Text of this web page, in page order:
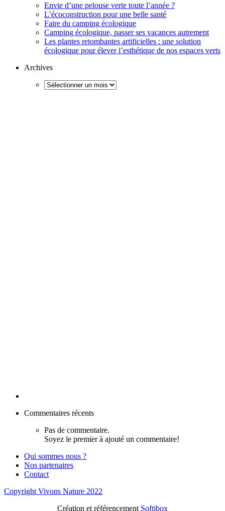
Envie d’une pelouse verte toute l’année ?
L’écoconstruction pour une belle santé
Faire du camping écologique
Camping écologique, passer ses vacances autrement
Les plantes retombantes artificielles : une solution
écologique pour élever l’esthétique de nos espaces verts
Archives
Commentaires récents
Pas de commentaire.
Soyez le premier à ajouté un commentaire!
Qui sommes nous ?
Nos partenaires
Contact
Copyright Vivons Nature 2022
Création et référencement Softibox